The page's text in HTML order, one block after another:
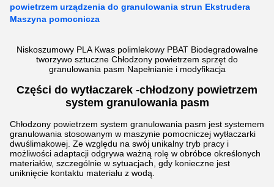
powietrzem urządzenia do granulowania strun Ekstrudera
Maszyna pomocnicza
Niskoszumowy PLA Kwas polimlekowy PBAT Biodegradowalne
tworzywo sztuczne Chłodzony powietrzem sprzęt do
granulowania pasm Napełnianie i modyfikacja
Części do wytłaczarek -chłodzony powietrzem
system granulowania pasm
Chłodzony powietrzem system granulowania pasm jest systemem
granulowania stosowanym w maszynie pomocniczej wytłaczarki
dwuślimakowej. Ze względu na swój unikalny tryb pracy i
możliwości adaptacji odgrywa ważną rolę w obróbce określonych
materiałów, szczególnie w sytuacjach, gdy konieczne jest
uniknięcie kontaktu materiału z wodą.